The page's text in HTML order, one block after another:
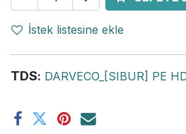
İstek listesine ekle
TDS: DARVECO_[SIBUR] PE